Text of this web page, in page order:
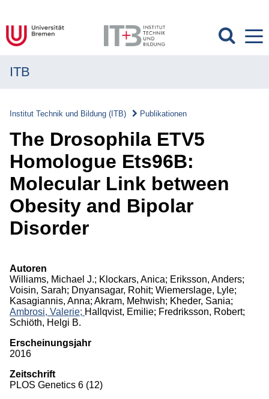
Transfer
Projekte
Publikationen
Überblick
Monographien
Herausgeberschaften
Beiträge in Zeitschriften
ITB-Forschungsberichte
ITB
Institut Technik und Bildung (ITB) Publikationen
The Drosophila ETV5
Homologue Ets96B:
Molecular Link between
Obesity and Bipolar
Disorder
Autoren
Williams, Michael J.; Klockars, Anica; Eriksson, Anders;
Voisin, Sarah; Dnyansagar, Rohit; Wiemerslage, Lyle;
Kasagiannis, Anna; Akram, Mehwish; Kheder, Sania;
Ambrosi, Valerie; Hallqvist, Emilie; Fredriksson, Robert;
Schiöth, Helgi B.
Erscheinungsjahr
2016
Zeitschrift
PLOS Genetics 6 (12)